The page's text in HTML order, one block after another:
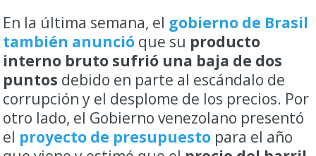
En la última semana, el gobierno de Brasil
también anunció que su producto
interno bruto sufrió una baja de dos
puntos debido en parte al escándalo de
corrupción y el desplome de los precios. Por
otro lado, el Gobierno venezolano presentó
el proyecto de presupuesto para el año